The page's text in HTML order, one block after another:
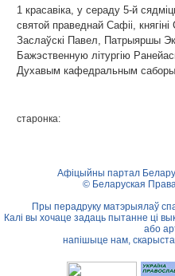
1 красавіка, у сераду 5-й
святой праведнай Сафіі, княгіні
Заслаўскі Павел, Патрыяршы
Бажэственную літургію
Духавым кафедральным саборы
старонка:
Афіцыйны партал
© Беларуская
Пры перадруку матэрыялаў
Калі вы хочаце задаць пытанне ці
або
напішыце нам,